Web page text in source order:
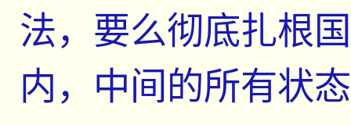
法，要么彻底扎根
内，中间的所有状